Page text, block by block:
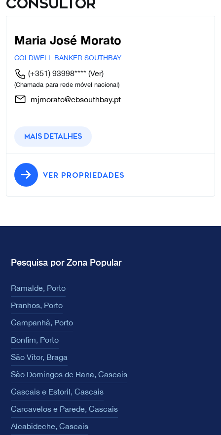
Consultor
Maria José Morato
COLDWELL BANKER SOUTHBAY
(+351) 93998**** (Ver)
(Chamada para rede móvel nacional)
mjmorato@cbsouthbay.pt
Mais detalhes
VER PROPRIEDADES
Pesquisa por Zona Popular
Ramalde, Porto
Pranhos, Porto
Campanhã, Porto
Bonfim, Porto
São Vítor, Braga
São Domingos de Rana, Cascais
Cascais e Estoril, Cascais
Carcavelos e Parede, Cascais
Alcabideche, Cascais